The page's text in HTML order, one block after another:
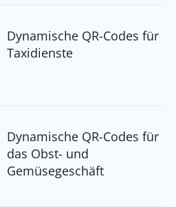
Dynamische QR-Codes für
Taxidienste
Dynamische QR-Codes für
das Obst- und
Gemüsegeschäft